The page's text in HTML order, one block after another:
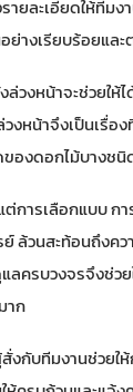
ายละเอียดให้ทีม
ย่างเรียบร้อยและ
วงหน้าจะช่วยให้
งหน้าจึงเป็นเรื่อ
องดอกไม้บางชนิ
ต่การเลือกแบบ ก
ล้วนสะท้อนถึงคว
ลครบวงจรจึงช่ว
าก
งกับทีมงานช่วยใ